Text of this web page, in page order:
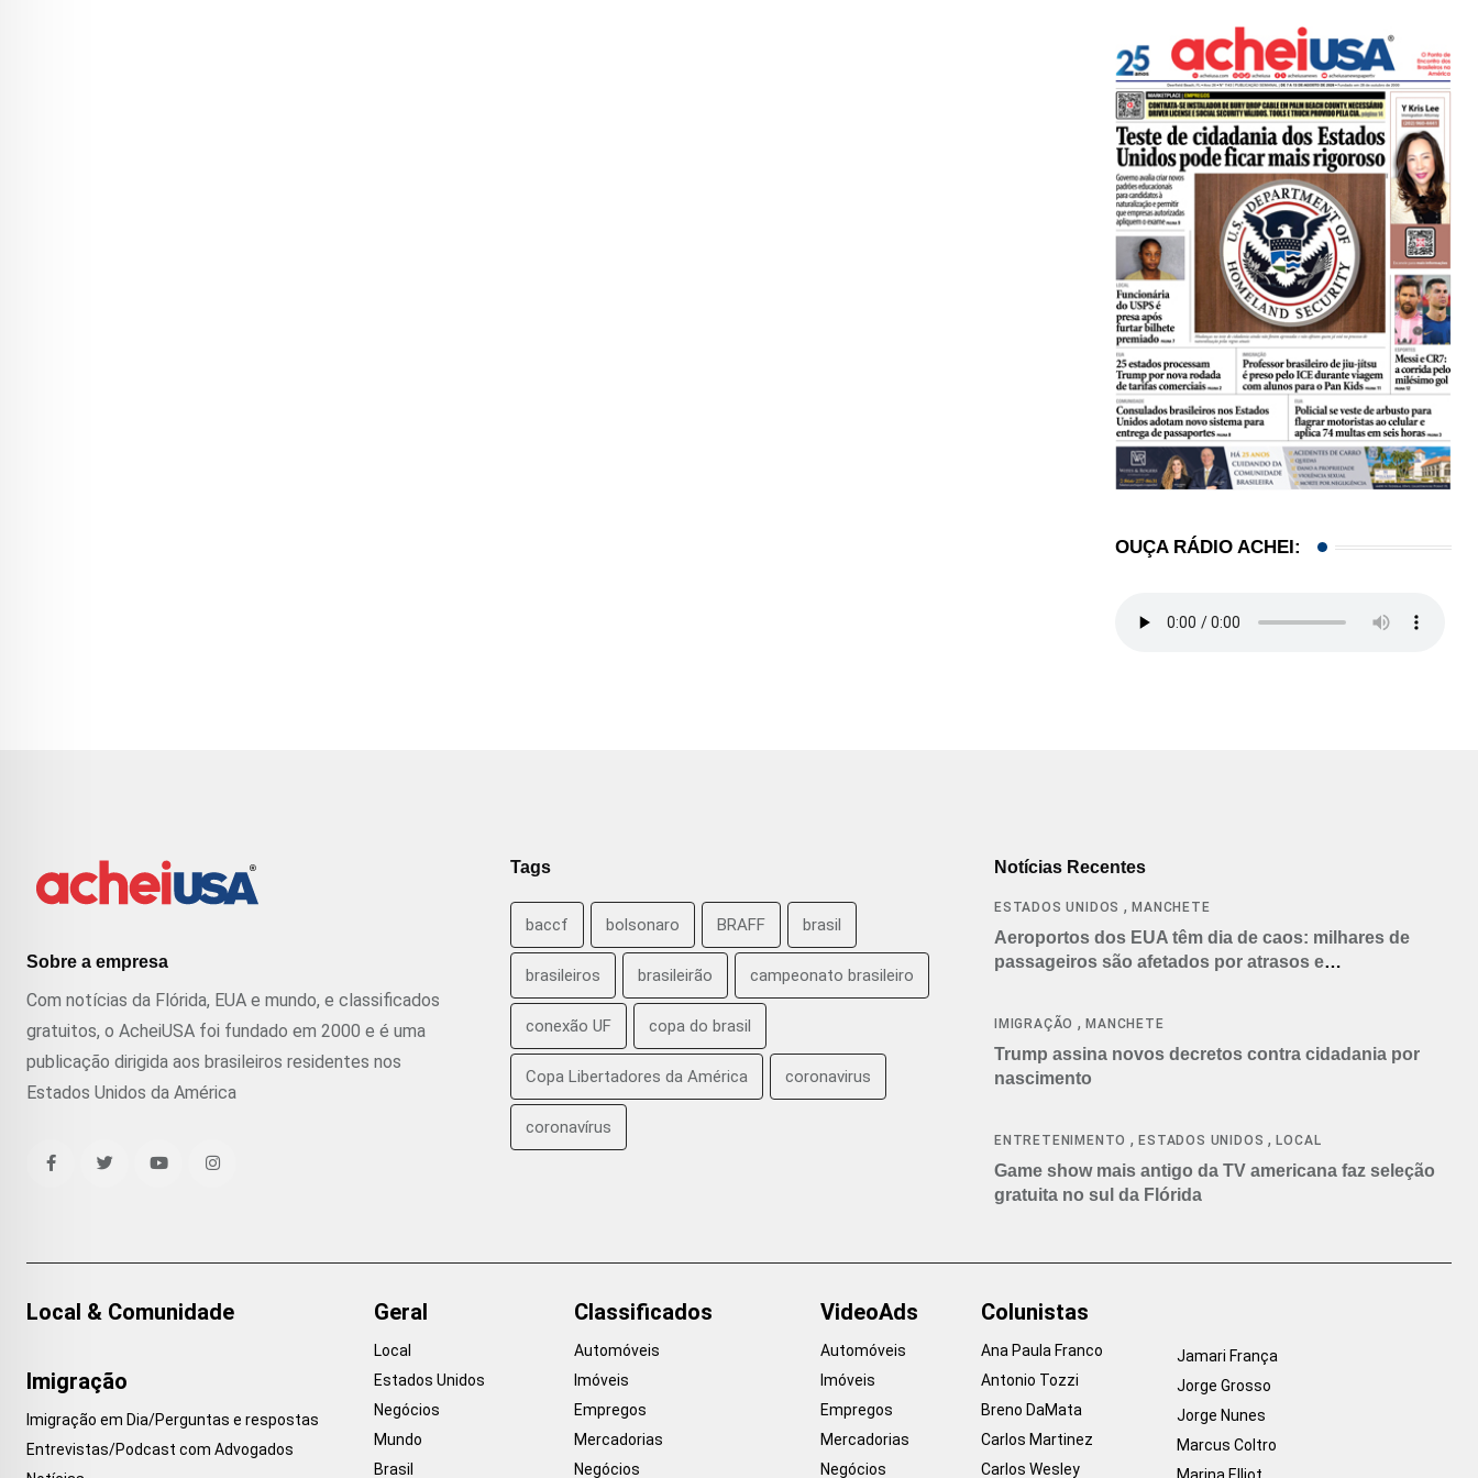
OUÇA RÁDIO ACHEI:
Sobre a empresa
Com notícias da Flórida, EUA e mundo, e classificados
gratuitos, o AcheiUSA foi fundado em 2000 e é uma
publicação dirigida aos brasileiros residentes nos
Estados Unidos da América
Tags
baccf bolsonaro BRAFF brasil
brasileiros brasileirão campeonato brasileiro
conexão UF copa do brasil
Copa Libertadores da América coronavirus
coronavírus
Notícias Recentes
ESTADOS UNIDOS ,MANCHETE
Aeroportos dos EUA têm dia de caos: milhares de
passageiros são afetados por atrasos e
IMIGRAÇÃO ,MANCHETE
Trump assina novos decretos contra cidadania por
nascimento
ENTRETENIMENTO ,ESTADOS UNIDOS ,LOCAL
Game show mais antigo da TV americana faz seleção
gratuita no sul da Flórida
Local & Comunidade
Imigração
Imigração em Dia/Perguntas e respostas
Entrevistas/Podcast com Advogados
Geral
Local
Estados Unidos
Negócios
Mundo
Brasil
Classificados
Automóveis
Imóveis
Empregos
Mercadorias
Negócios
VideoAds
Automóveis
Imóveis
Empregos
Mercadorias
Negócios
Colunistas
Ana Paula Franco
Antonio Tozzi
Breno DaMata
Carlos Martinez
Carlos Wesley
Jamari França
Jorge Grosso
Jorge Nunes
Marcus Coltro